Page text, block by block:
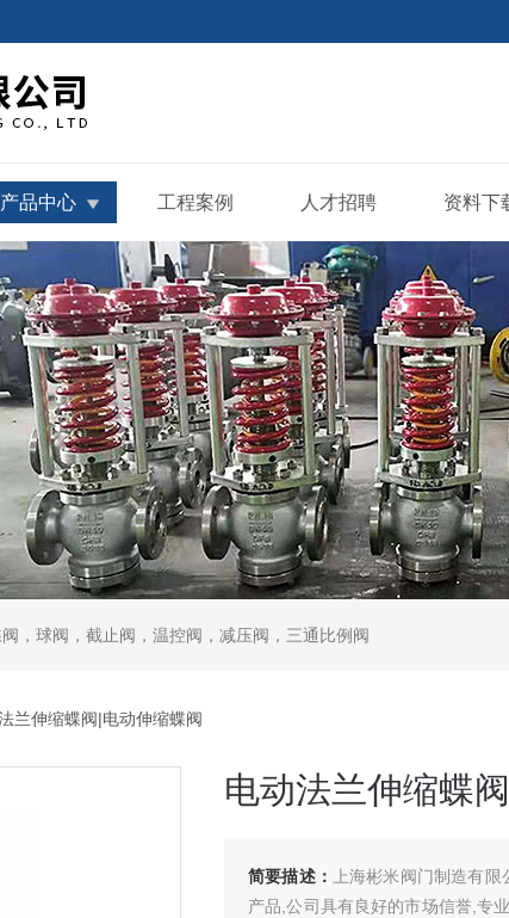
产品中心 工程案例 人才招聘 资料下
，球阀，截止阀，温控阀，减压阀，三通比例阀
兰伸缩蝶阀|电动伸缩蝶阀
电动法兰伸缩蝶
简要描述：
上海彬米阀门制造有
产品,公司具有良好的市场信誉,专